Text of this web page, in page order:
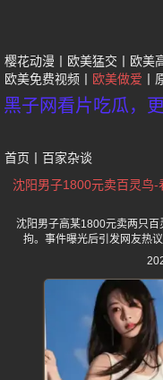
樱花动漫 欧美猛交 欧美
欧美免费视频
欧美做爱
黑子网看片吃瓜，
首页 百家杂谈
沈阳男子1800元卖百灵鸟-
沈阳男子高某1800元卖两只百
拘。事件曝光后引发网友热